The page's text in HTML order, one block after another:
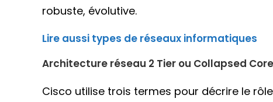
robuste, évolutive.
Lire aussi types de réseaux informatiques
Architecture réseau 2 Tier ou Collapsed Core
Cisco utilise trois termes pour décrire le